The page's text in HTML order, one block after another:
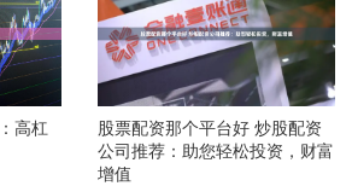
高杠
股票配资那个平台好 炒股配资
公司推荐：助您轻松投资，财富
增值